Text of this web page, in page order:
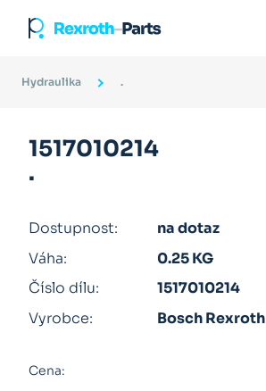
Hydraulika .
1517010214
.
Dostupnost:
na dotaz
Váha:
0.25 KG
Číslo dílu:
1517010214
Vyrobce:
Bosch Rexroth
Cena: